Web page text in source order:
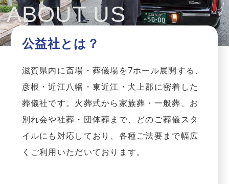
ABOUT US
公益社とは？
滋賀県内に斎場・葬儀場を7ホール展開する、
彦根・近江八幡・東近江・犬上郡に密着した
葬儀社です。火葬式から家族葬・一般葬、お
別れ会や社葬・団体葬まで、どのご葬儀スタ
イルにも対応しており、各種ご法要まで幅広
くご利用いただいております。